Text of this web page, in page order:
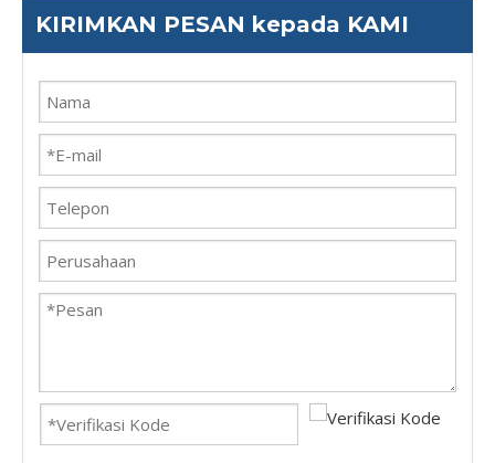
KIRIMKAN PESAN kepada KAMI